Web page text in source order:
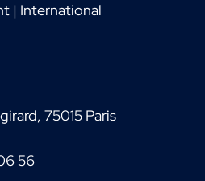
| International
75015 Paris
56